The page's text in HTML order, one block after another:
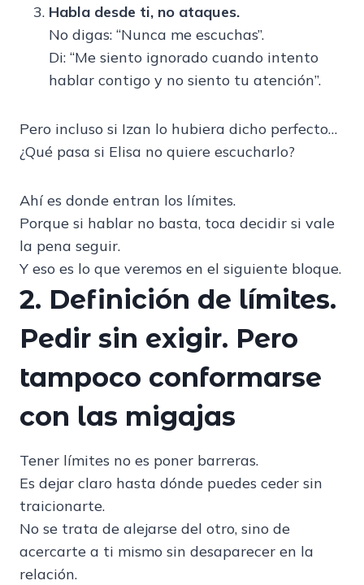
Habla desde ti, no ataques.
No digas: “Nunca me escuchas”.
Di: “Me siento ignorado cuando intento
hablar contigo y no siento tu atención”.
Pero incluso si Izan lo hubiera dicho perfecto…
¿Qué pasa si Elisa no quiere escucharlo?
Ahí es donde entran los límites.
Porque si hablar no basta, toca decidir si vale
la pena seguir.
Y eso es lo que veremos en el siguiente bloque.
2. Definición de límites.
Pedir sin exigir. Pero
tampoco conformarse
con las migajas
Tener límites no es poner barreras.
Es dejar claro hasta dónde puedes ceder sin
traicionarte.
No se trata de alejarse del otro, sino de
acercarte a ti mismo sin desaparecer en la
relación.